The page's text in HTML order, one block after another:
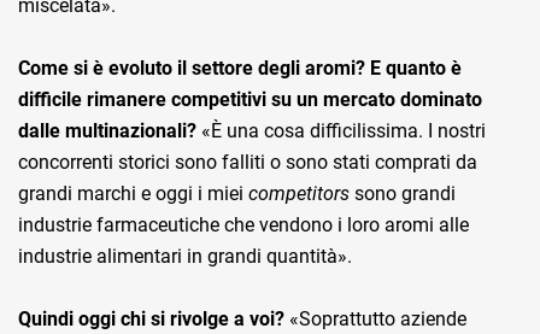
miscelata».
Come si è evoluto il settore degli aromi? E quanto è
difficile rimanere competitivi su un mercato dominato
dalle multinazionali? «È una cosa difficilissima. I nostri
concorrenti storici sono falliti o sono stati comprati da
grandi marchi e oggi i miei competitors sono grandi
industrie farmaceutiche che vendono i loro aromi alle
industrie alimentari in grandi quantità».
Quindi oggi chi si rivolge a voi? «Soprattutto aziende